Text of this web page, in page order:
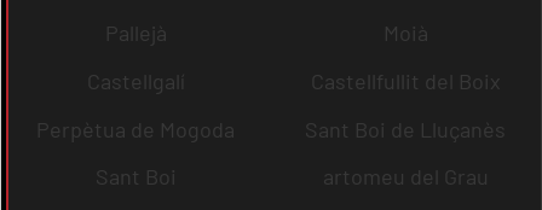
Pallejà
Moià
Castellgalí
Castellfullit del Boix
Perpètua de Mogoda
Sant Boi de Lluçanès
Sant Boi
artomeu del Grau